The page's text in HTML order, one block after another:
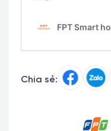
Chia sẻ: